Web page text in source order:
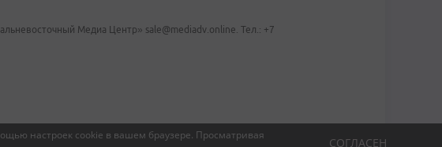
настроек cookie в вашем браузере. Просматривая
СОГЛАСЕН
Медиа Центр» sale@mediadv.online. Тел.: +7